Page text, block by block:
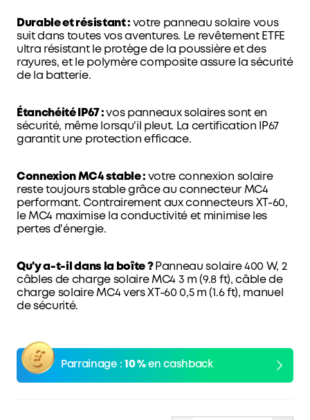
Durable et résistant : votre panneau solaire vous
suit dans toutes vos aventures. Le revêtement ETFE
ultra résistant le protège de la poussière et des
rayures, et le polymère composite assure la sécurité
de la batterie.
Étanchéité IP67 :vos panneaux solaires sont en
sécurité, même lorsqu'il pleut. La certification IP67
garantit une protection efficace.
Connexion MC4 stable : votre connexion solaire
reste toujours stable grâce au connecteur MC4
performant. Contrairement aux connecteurs XT-60,
le MC4 maximise la conductivité et minimise les
pertes d'énergie.
Qu'y a-t-il dans la boîte ? Panneau solaire 400 W, 2
câbles de charge solaire MC4 3 m (9.8 ft), câble de
charge solaire MC4 vers XT-60 0,5 m (1.6 ft), manuel
de sécurité.
Parrainage : 10 %en cashback